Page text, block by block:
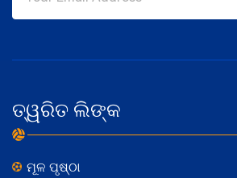
ତ୍ୱରିତ ଲିଙ୍କ
ମୂଳ ପୃଷ୍ଠା